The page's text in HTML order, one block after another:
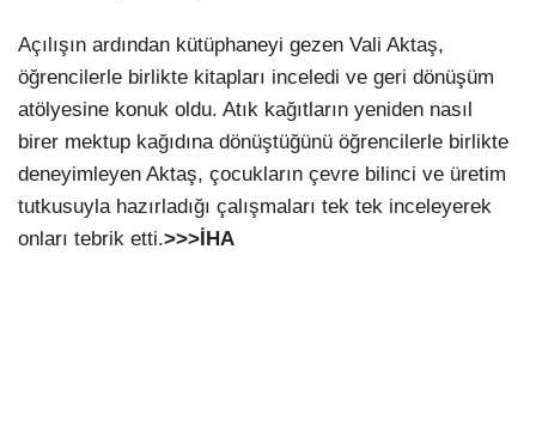
Açılışın ardından kütüphaneyi gezen Vali Aktaş,
öğrencilerle birlikte kitapları inceledi ve geri dönüşüm
atölyesine konuk oldu. Atık kağıtların yeniden nasıl
birer mektup kağıdına dönüştüğünü öğrencilerle birlikte
deneyimleyen Aktaş, çocukların çevre bilinci ve üretim
tutkusuyla hazırladığı çalışmaları tek tek inceleyerek
onları tebrik etti.>>>İHA